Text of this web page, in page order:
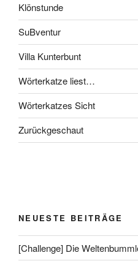
Klönstunde
SuBventur
Villa Kunterbunt
Wörterkatze liest…
Wörterkatzes Sicht
Zurückgeschaut
NEUESTE BEITRÄGE
[Challenge] Die